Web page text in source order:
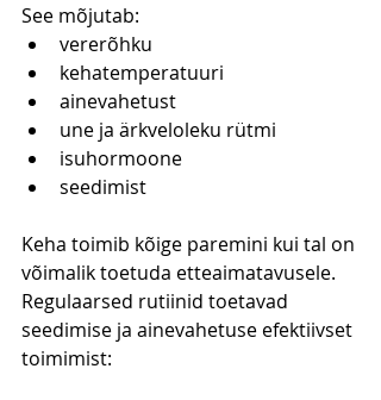
See mõjutab:
vererõhku
kehatemperatuuri
ainevahetust
une ja ärkveloleku rütmi
isuhormoone
seedimist
Keha toimib kõige paremini kui tal on
võimalik toetuda etteaimatavusele.
Regulaarsed rutiinid toetavad
seedimise ja ainevahetuse efektiivset
toimimist: